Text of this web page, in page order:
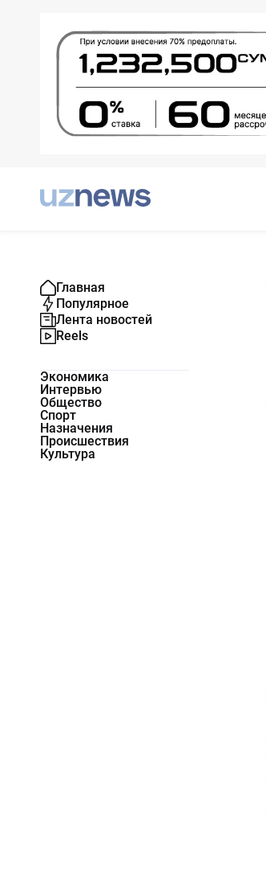
Главная
Популярное
Лента новостей
Reels
Экономика
Интервью
Общество
Спорт
Назначения
Происшествия
Культура